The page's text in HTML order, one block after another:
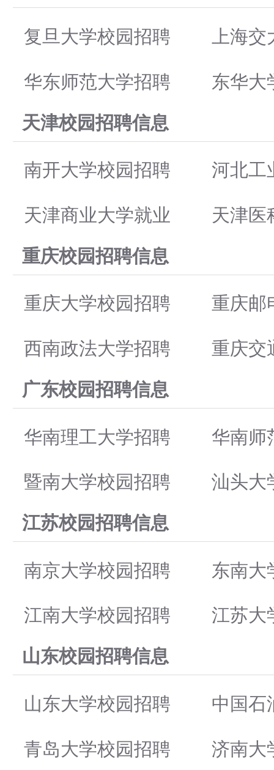
复旦大学校园招聘 上海
华东师范大学招聘 东华大
天津校园招聘信息
南开大学校园招聘 河北工
天津商业大学就业 天津医
重庆校园招聘信息
重庆大学校园招聘 重庆邮
西南政法大学招聘 重庆交
广东校园招聘信息
华南理工大学招聘 华南师
暨南大学校园招聘 汕头大
江苏校园招聘信息
南京大学校园招聘 东南大
江南大学校园招聘 江苏大
山东校园招聘信息
山东大学校园招聘 中国石
青岛大学校园招聘 济南大